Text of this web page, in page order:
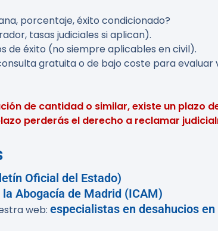
porcentaje, éxito condicionado?
tasas judiciales si aplican).
de éxito (no siempre aplicables en civil).
gratuita o de bajo coste para evaluar
de cantidad o similar, existe un
perderás el derecho a reclamar
Oficial del Estado)
Abogacía de Madrid (ICAM)
web: especialistas en desahucios en